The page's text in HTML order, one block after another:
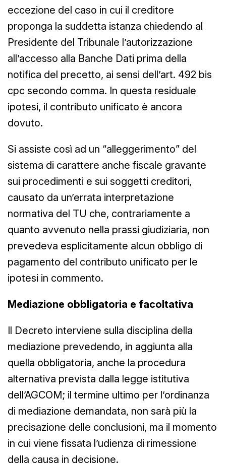
eccezione del caso in cui il creditore
proponga la suddetta istanza chiedendo al
Presidente del Tribunale l’autorizzazione
all’accesso alla Banche Dati prima della
notifica del precetto, ai sensi dell’art. 492 bis
cpc secondo comma. In questa residuale
ipotesi, il contributo unificato è ancora
dovuto.
Si assiste così ad un “alleggerimento” del
sistema di carattere anche fiscale gravante
sui procedimenti e sui soggetti creditori,
causato da un’errata interpretazione
normativa del TU che, contrariamente a
quanto avvenuto nella prassi giudiziaria, non
prevedeva esplicitamente alcun obbligo di
pagamento del contributo unificato per le
ipotesi in commento.
Mediazione obbligatoria e facoltativa
Il Decreto interviene sulla disciplina della
mediazione prevedendo, in aggiunta alla
quella obbligatoria, anche la procedura
alternativa prevista dalla legge istitutiva
dell’AGCOM; il termine ultimo per l’ordinanza
di mediazione demandata, non sarà più la
precisazione delle conclusioni, ma il momento
in cui viene fissata l’udienza di rimessione
della causa in decisione.